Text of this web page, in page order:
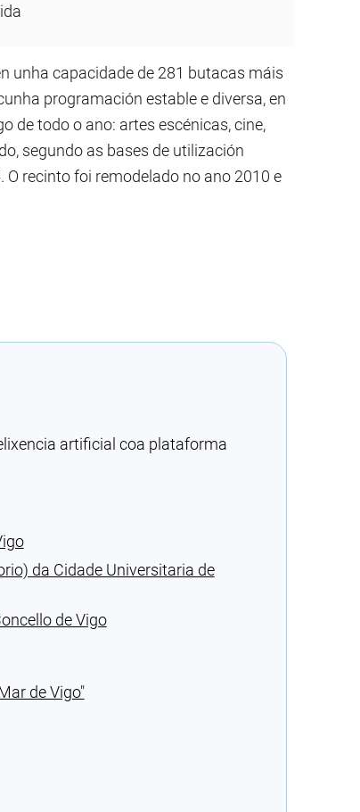
unha capacidade de 281 butacas máis
programación estable e diversa, en
de todo o ano: artes escénicas, cine,
segundo as bases de utilización
recinto foi remodelado no ano 2010 e
artificial coa plataforma
da Cidade Universitaria de
de Vigo
de Vigo″